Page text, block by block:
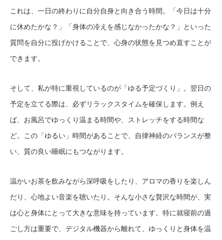
これは、一日の終わりに自分自身と向き合う時間。「今日は十分
に休めたかな？」「身体の冷えを感じなかったかな？」といった
質問を自分に投げかけることで、心身の状態を見つめ直すことが
できます。
そして、私が特に重視しているのが「ゆる予定づくり」。翌日の
予定を立てる際は、必ずリラックスタイムを確保します。例え
ば、お風呂でゆっくり温まる時間や、ストレッチをする時間な
ど。この「ゆるい」時間があることで、自律神経のバランスが整
い、質の良い睡眠にもつながります。
温かいお茶を飲みながら深呼吸をしたり、アロマの香りを楽しん
だり、心地よい音楽を聴いたり。そんな小さな贅沢な時間が、実
は心と身体にとって大きな意味を持っています。特に就寝前の過
ごし方は重要で、デジタル機器から離れて、ゆっくりと身体を温